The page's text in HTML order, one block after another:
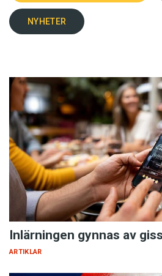
NYHETER
Inlärningen gynnas av
ARTIKLAR